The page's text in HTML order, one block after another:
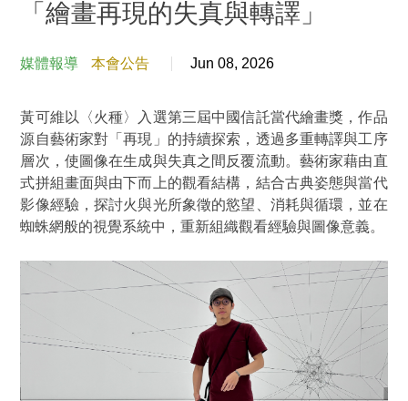
「繪畫再現的失真與轉譯」
媒體報導 本會公告 Jun 08, 2026
黃可維以〈火種〉入選第三屆中國信託當代繪畫獎，作品
源自藝術家對 「再現」 的持續探索，透過多重轉譯與工序
層次，使圖像在生成與失真之間反覆流動。藝術家藉由直
式拼組畫面與由下而上的觀看結構，結合古典姿態與當代
影像經驗，探討火與光所象徵的慾望、消耗與循環，並在
蜘蛛網般的視覺系統中，重新組織觀看經驗與圖像意義。